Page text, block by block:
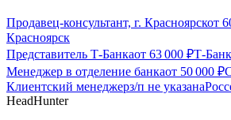
Продавец-консультант, г. Красноярскот
Красноярск
Представитель Т-Банкаот 63 000 ₽Т-
Менеджер в отделение банкаот 50 000 ₽
Клиентский менеджерз/п не указана
HeadHunter